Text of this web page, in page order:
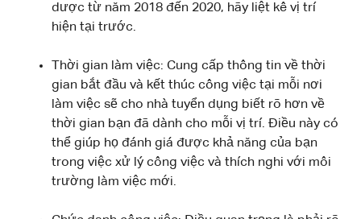
dược từ năm 2018 đến 2020, hãy liệt kê vị trí
hiện tại trước.
Thời gian làm việc: Cung cấp thông tin về thời
gian bắt đầu và kết thúc công việc tại mỗi nơi
làm việc sẽ cho nhà tuyển dụng biết rõ hơn về
thời gian bạn đã dành cho mỗi vị trí. Điều này có
thể giúp họ đánh giá được khả năng của bạn
trong việc xử lý công việc và thích nghi với môi
trường làm việc mới.